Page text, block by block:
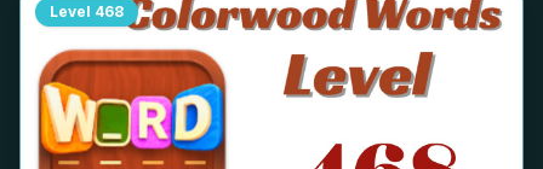
Level 468